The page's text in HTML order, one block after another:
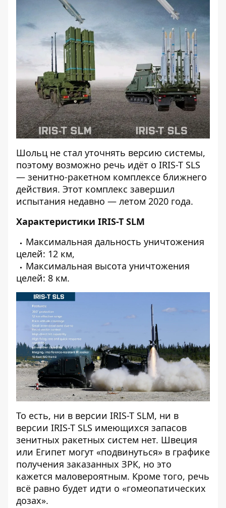
Шольц не стал уточнять версию системы,
поэтому возможно речь идёт о IRIS-T SLS
— зенитно-ракетном комплексе ближнего
действия. Этот комплекс завершил
испытания недавно — летом 2020 года.
Характеристики IRIS-T SLM
Максимальная дальность уничтожения
целей: 12 км,
Максимальная высота уничтожения
целей: 8 км.
То есть, ни в версии IRIS-T SLM, ни в
версии IRIS-T SLS имеющихся запасов
зенитных ракетных систем нет. Швеция
или Египет могут «подвинуться» в графике
получения заказанных ЗРК, но это
кажется маловероятным. Кроме того, речь
всё равно будет идти о «гомеопатических
дозах».